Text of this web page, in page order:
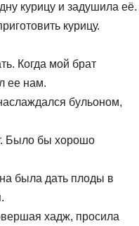
курицу и задушила её.
курицу.
Когда мой брат
ее нам.
бульоном,
Было бы хорошо
была дать плоды в
хадж, просила